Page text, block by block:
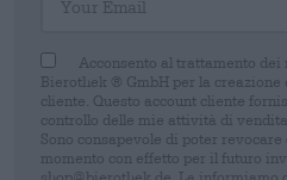
Acconsento al trattamento
Bierothek ® GmbH per la creazione
cliente. Questo account cliente
controllo delle mie attività di
Sono consapevole di poter
momento con effetto per il futuro
shop@bierothek.de. La informiamo